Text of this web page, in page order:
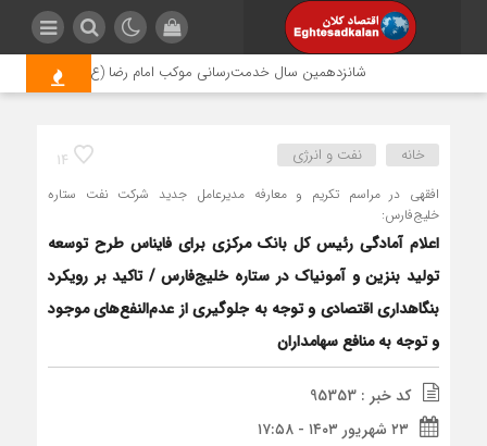
شانزدهمین سال خدمت‌رسانی موکب امام رضا (ع) پتروشیمی اروند؛
14 خانه نفت و انرژی
افقهی در مراسم تکریم و معارفه مدیرعامل جدید شرکت نفت ستاره
خلیج‌فارس:
اعلام آمادگی رئیس کل بانک مرکزی برای فایناس طرح توسعه
تولید بنزین و آمونیاک در ستاره خلیج‌فارس / تاکید بر رویکرد
بنگاهداری اقتصادی و توجه به جلوگیری از عدم‌النفع‌های موجود
و توجه به منافع سهامداران
کد خبر : 95353
۲۳ شهریور ۱۴۰۳ - ۱۷:۵۸